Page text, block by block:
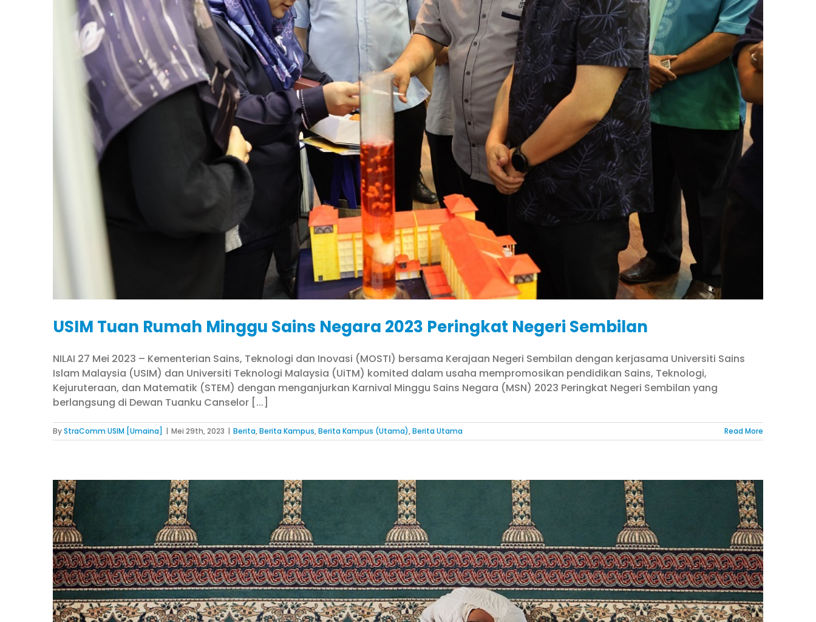
USIM Tuan Rumah Minggu Sains Negara 2023 Peringkat Negeri Sembilan
NILAI 27 Mei 2023 – Kementerian Sains, Teknologi dan Inovasi (MOSTI) bersama Kerajaan Negeri Sembilan dengan kerjasama Universiti Sains
Islam Malaysia (USIM) dan Universiti Teknologi Malaysia (UiTM) komited dalam usaha mempromosikan pendidikan Sains, Teknologi,
Kejuruteraan, dan Matematik (STEM) dengan menganjurkan Karnival Minggu Sains Negara (MSN) 2023 Peringkat Negeri Sembilan yang
berlangsung di Dewan Tuanku Canselor [...]
ByStraComm USIM [Umaina] Mei 29th, 2023 Berita,Berita Kampus,Berita Kampus (Utama),Berita Utama Read More